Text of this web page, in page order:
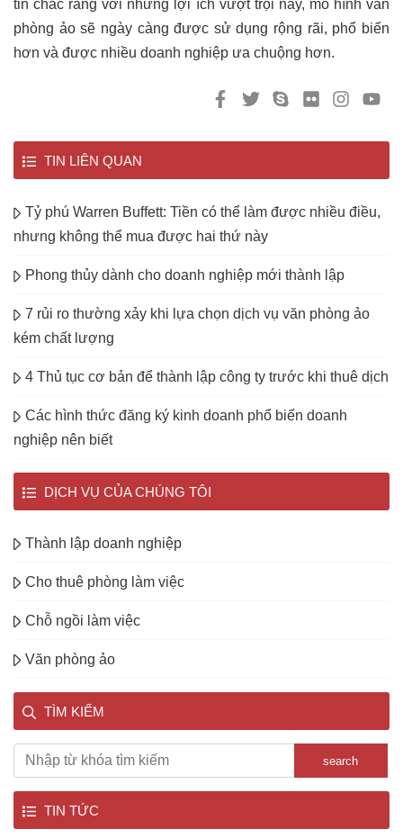
tin chắc rằng với những lợi ích vượt trội này, mô hình văn
phòng ảo sẽ ngày càng được sử dụng rộng rãi, phổ biến
hơn và được nhiều doanh nghiệp ưa chuộng hơn.
TIN LIÊN QUAN
Tỷ phú Warren Buffett: Tiền có thể làm được nhiều điều,
nhưng không thể mua được hai thứ này
Phong thủy dành cho doanh nghiệp mới thành lập
7 rủi ro thường xảy khi lựa chọn dịch vụ văn phòng ảo
kém chất lượng
4 Thủ tục cơ bản để thành lập công ty trước khi thuê dịch
Các hình thức đăng ký kinh doanh phổ biến doanh
nghiệp nên biết
DỊCH VỤ CỦA CHÚNG TÔI
Thành lập doanh nghiệp
Cho thuê phòng làm việc
Chỗ ngồi làm việc
Văn phòng ảo
TÌM KIẾM
search
TIN TỨC